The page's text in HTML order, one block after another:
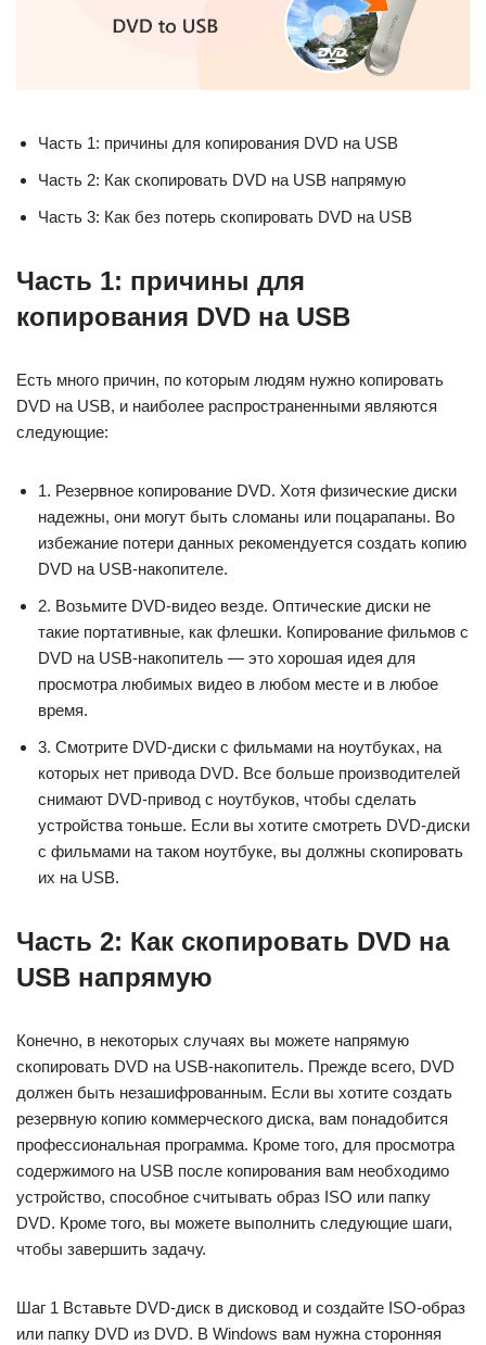
Часть 1: причины для копирования DVD на USB
Часть 2: Как скопировать DVD на USB напрямую
Часть 3: Как без потерь скопировать DVD на USB
Часть 1: причины для
копирования DVD на USB
Есть много причин, по которым людям нужно копировать
DVD на USB, и наиболее распространенными являются
следующие:
1. Резервное копирование DVD. Хотя физические диски
надежны, они могут быть сломаны или поцарапаны. Во
избежание потери данных рекомендуется создать копию
DVD на USB-накопителе.
2. Возьмите DVD-видео везде. Оптические диски не
такие портативные, как флешки. Копирование фильмов с
DVD на USB-накопитель — это хорошая идея для
просмотра любимых видео в любом месте и в любое
время.
3. Смотрите DVD-диски с фильмами на ноутбуках, на
которых нет привода DVD. Все больше производителей
снимают DVD-привод с ноутбуков, чтобы сделать
устройства тоньше. Если вы хотите смотреть DVD-диски
с фильмами на таком ноутбуке, вы должны скопировать
их на USB.
Часть 2: Как скопировать DVD на
USB напрямую
Конечно, в некоторых случаях вы можете напрямую
скопировать DVD на USB-накопитель. Прежде всего, DVD
должен быть незашифрованным. Если вы хотите создать
резервную копию коммерческого диска, вам понадобится
профессиональная программа. Кроме того, для просмотра
содержимого на USB после копирования вам необходимо
устройство, способное считывать образ ISO или папку
DVD. Кроме того, вы можете выполнить следующие шаги,
чтобы завершить задачу.
Шаг 1 Вставьте DVD-диск в дисковод и создайте ISO-образ
или папку DVD из DVD. В Windows вам нужна сторонняя